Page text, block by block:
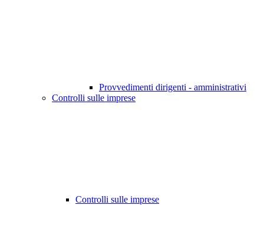
Provvedimenti dirigenti - amministrativi
Controlli sulle imprese
Controlli sulle imprese